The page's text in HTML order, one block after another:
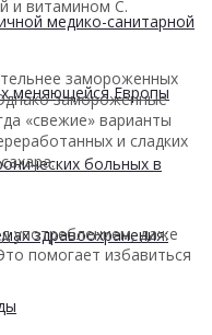
медико-санитарной
меняющейся Европы
больных в
здравоохранения:
и витамином C.
замороженных
замороженные
«свежие» варианты
и сладких
употреблением, даже
помогает избавиться